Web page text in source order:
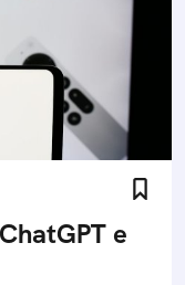
e